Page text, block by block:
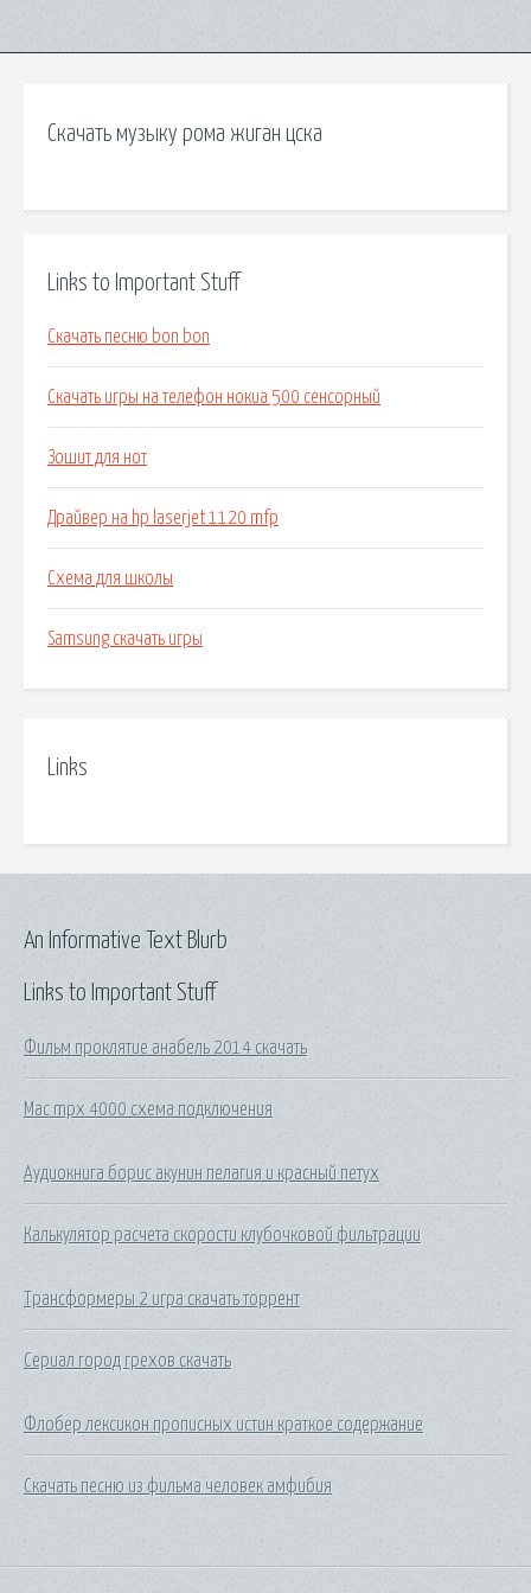
Скачать музыку рома жиган цска
Links to Important Stuff
Скачать песню bon bon
Скачать игры на телефон нокиа 500 сенсорный
Зошит для нот
Драйвер на hp laserjet 1120 mfp
Схема для школы
Samsung скачать игры
Links
Links to Important Stuff
Фильм проклятие анабель 2014 скачать
Mac mpx 4000 схема подключения
Аудиокнига борис акунин пелагия и красный петух
Калькулятор расчета скорости клубочковой фильтрации
Трансформеры 2 игра скачать торрент
Сериал город грехов скачать
Флобер лексикон прописных истин краткое содержание
Скачать песню из фильма человек амфибия
An Informative Text Blurb